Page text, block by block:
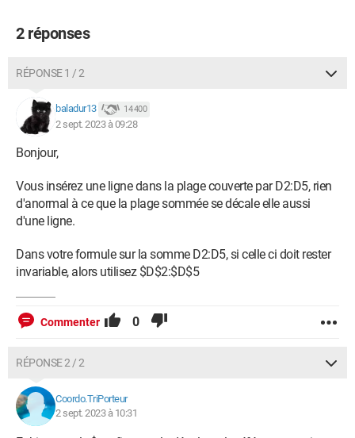
2 réponses
RÉPONSE 1 / 2
baladur13 14 400
2 sept. 2023 à 09:28
Bonjour,
Vous insérez une ligne dans la plage couverte par D2:D5, rien
d'anormal à ce que la plage sommée se décale elle aussi
d'une ligne.
Dans votre formule sur la somme D2:D5, si celle ci doit rester
invariable, alors utilisez $D$2:$D$5
Commenter 0
RÉPONSE 2 / 2
Coordo.TriPorteur
2 sept. 2023 à 10:31